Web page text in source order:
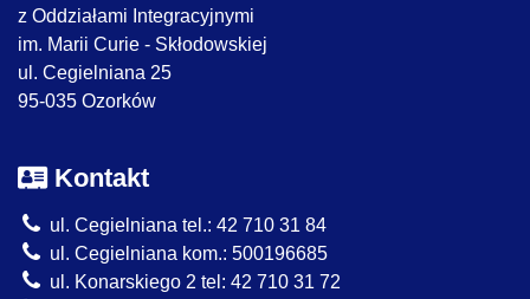
z Oddziałami Integracyjnymi
im. Marii Curie - Skłodowskiej
ul. Cegielniana 25
95-035 Ozorków
Kontakt
ul. Cegielniana tel.: 42 710 31 84
ul. Cegielniana kom.: 500196685
ul. Konarskiego 2 tel: 42 710 31 72